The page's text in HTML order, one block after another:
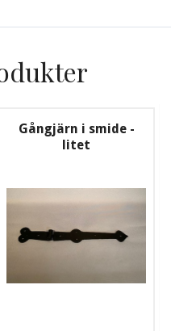
Gångjärn i smide -
litet